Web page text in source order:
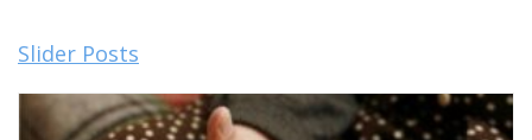
Slider Posts